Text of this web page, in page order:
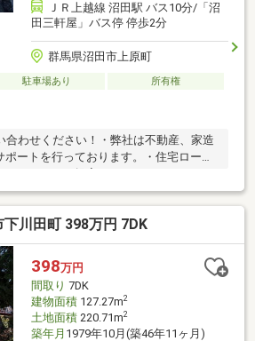
ＪＲ上越線 沼田駅 バス10分/「沼
田三軒屋」バス停 停歩2分
群馬県沼田市上原町
駐車場あり
所有権
わせください！・弊社は不動産、家造
ートを行っております。・住宅ローン
心誠意ご対応させていただきます！◆経
が在籍！迅速な対応を心掛けておりま
ら即日ご対応をさせていただきま
多数ございます！お気軽にお問い合わせ
川田町 398万円 7DK
398万円
間取り 7DK
建物面積127.27m2
土地面積220.71m2
築年月 1979年10月(築46年11ヶ月)